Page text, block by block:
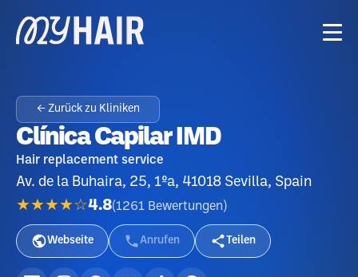
← Zurück zu Kliniken
Clínica Capilar IMD
Hair replacement service
Av. de la Buhaira, 25, 1ºa, 41018 Sevilla, Spain
★★★★☆4.8(1261 Bewertungen )
Webseite Anrufen Teilen